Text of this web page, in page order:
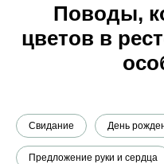
Поводы,
цветов в
Свидание День
Предложение руки и сердца